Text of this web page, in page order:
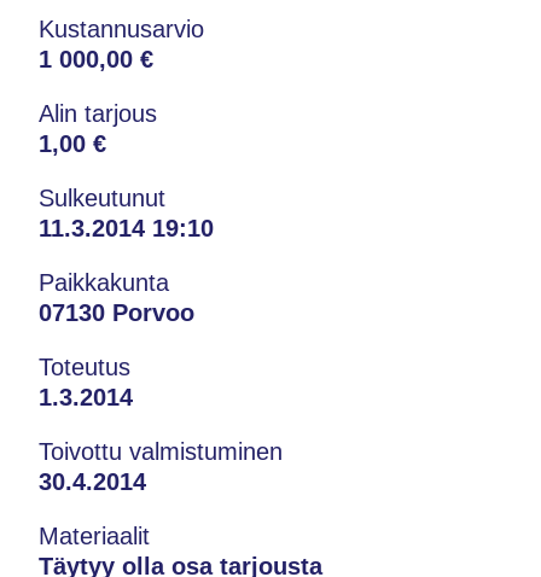
Kustannusarvio
1 000,00 €
Alin tarjous
1,00 €
Sulkeutunut
11.3.2014 19:10
Paikkakunta
07130 Porvoo
Toteutus
1.3.2014
Toivottu valmistuminen
30.4.2014
Materiaalit
Täytyy olla osa tarjousta